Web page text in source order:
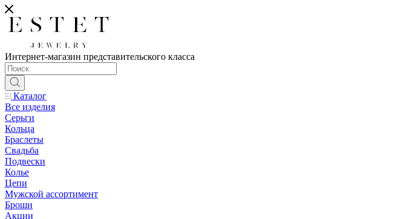
Интернет-магазин представительского класса
Каталог
Все изделия
Серьги
Кольца
Браслеты
Свадьба
Подвески
Колье
Цепи
Мужской ассортимент
Броши
Акции